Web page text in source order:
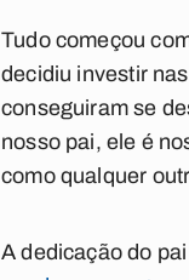
Tudo começou
decidiu investir
conseguiram se
nosso pai, ele é
como qualquer
A dedicação do